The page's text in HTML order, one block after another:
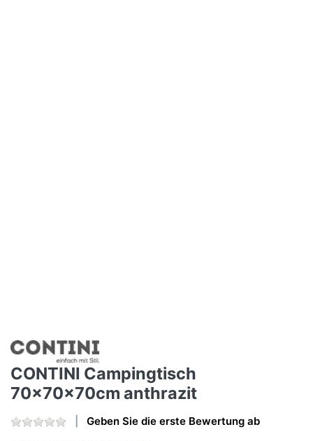
CONTINI Campingtisch
70x70x70cm anthrazit
Geben Sie die erste Bewertung ab